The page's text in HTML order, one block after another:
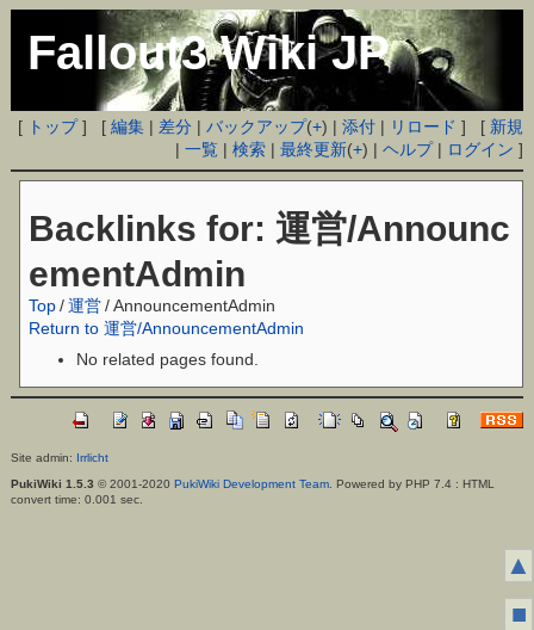
Fallout3 Wiki JP
[ トップ] [編集 | 差分 |バックアップ(+) |添付 | リロード ] [ 新規
|一覧 |検索 |最終更新(+) |ヘルプ| ログイン ]
Backlinks for: 運営/Announc
ementAdmin
Top /運営/AnnouncementAdmin
Return to 運営/AnnouncementAdmin
No related pages found.
Site admin: Irrlicht
PukiWiki 1.5.3 © 2001-2020 PukiWiki Development Team. Powered by PHP 7.4 : HTML
convert time: 0.001 sec.
▲
■